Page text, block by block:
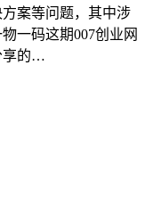
案等问题，其中涉
一码这期007创业网
享的…